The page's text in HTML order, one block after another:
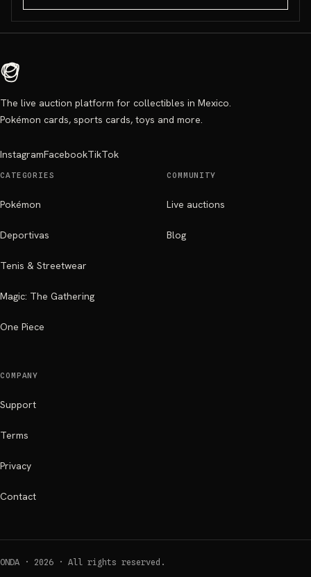
The live auction platform for collectibles in Mexico.
Pokémon cards, sports cards, toys and more.
InstagramFacebookTikTok
CATEGORIES
Pokémon
Deportivas
Tenis & Streetwear
Magic: The Gathering
One Piece
COMMUNITY
Live auctions
Blog
COMPANY
Support
Terms
Privacy
Contact
ONDA · 2026 · All rights reserved.